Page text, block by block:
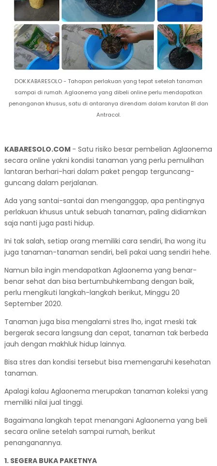
DOK.KABARESOLO - Tahapan perlakuan yang tepat setelah tanaman
sampai di rumah. Aglaonema yang dibeli online perlu mendapatkan
penanganan khusus, satu di antaranya direndam dalam karutan B1 dan
Antracol.
KABARESOLO.COM - Satu risiko besar pembelian Aglaonema
secara online yakni kondisi tanaman yang perlu pemulihan
lantaran berhari-hari dalam paket pengap terguncang-
guncang dalam perjalanan.
Ada yang santai-santai dan menganggap, apa pentingnya
perlakuan khusus untuk sebuah tanaman, paling didiamkan
saja nanti juga pasti hidup.
Ini tak salah, setiap orang memiliki cara sendiri, lha wong itu
juga tanaman-tanaman sendiri, beli pakai uang sendiri hehe.
Namun bila ingin mendapatkan Aglaonema yang benar-
benar sehat dan bisa bertumbuhkembang dengan baik,
perlu mengikuti langkah-langkah berikut, Minggu 20
September 2020.
Tanaman juga bisa mengalami stres lho, ingat meski tak
bergerak secara langsung dan cepat, tanaman tak berbeda
jauh dengan makhluk hidup lainnya.
Bisa stres dan kondisi tersebut bisa memengaruhi kesehatan
tanaman.
Apalagi kalau Aglaonema merupakan tanaman koleksi yang
memiliki nilai jual tinggi.
Bagaimana langkah tepat menangani Aglaonema yang beli
secara online setelah sampai rumah, berikut
penanganannya.
1. SEGERA BUKA PAKETNYA